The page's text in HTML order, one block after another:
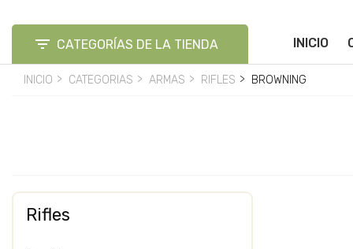
 CATEGORÍAS DE LA TIENDA INICIO
INICIO CATEGORIAS ARMAS RIFLES BROWNING
Rifles